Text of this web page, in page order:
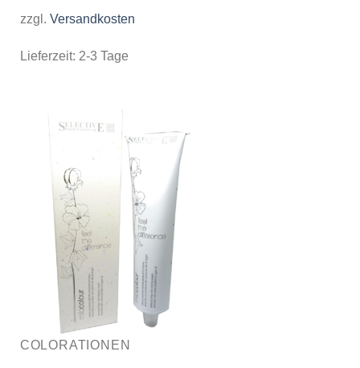
zzgl. Versandkosten
Lieferzeit: 2-3 Tage
COLORATIONEN